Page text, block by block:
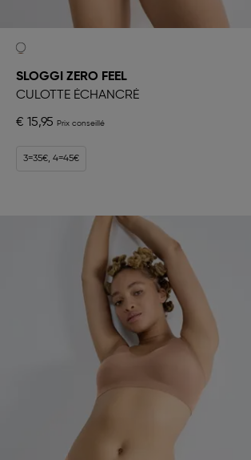
SLOGGI ZERO FEEL
CULOTTE ÉCHANCRÉ
€ 15,95
3=35€, 4=45€